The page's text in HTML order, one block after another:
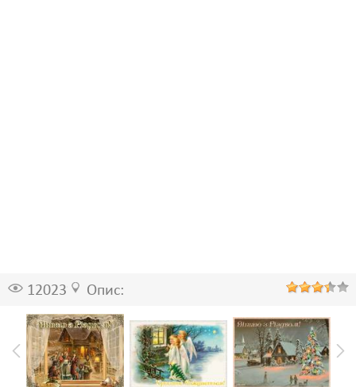
12023 Опис: